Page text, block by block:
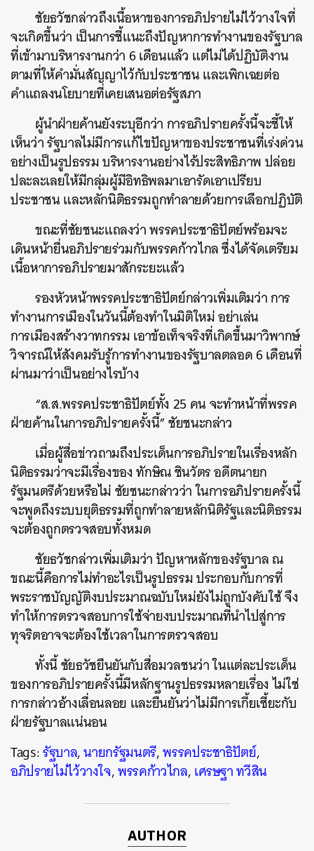
ชัยธวัชกล่าวถึงเนื้อหาของการอภิปรายไม่ไว้วางใจที่
จะเกิดขึ้นว่า เป็นการชี้แนะถึงปัญหาการทำงานของรัฐบาล
ที่เข้ามาบริหารงานกว่า 6 เดือนแล้ว แต่ไม่ได้ปฏิบัติงาน
ตามที่ให้คำมั่นสัญญาไว้กับประชาชน และเพิกเฉยต่อ
คำแถลงนโยบายที่เคยเสนอต่อรัฐสภา
ผู้นำฝ่ายค้านยังระบุอีกว่า การอภิปรายครั้งนี้จะชี้ให้
เห็นว่า รัฐบาลไม่มีการแก้ไขปัญหาของประชาชนที่เร่งด่วน
อย่างเป็นรูปธรรม บริหารงานอย่างไร้ประสิทธิภาพ ปล่อย
ปละละเลยให้มีกลุ่มผู้มีอิทธิพลมาเอารัดเอาเปรียบ
ประชาชน และหลักนิติธรรมถูกทำลายด้วยการเลือกปฏิบัติ
ขณะที่ชัยชนะแถลงว่า พรรคประชาธิปัตย์พร้อมจะ
เดินหน้ายื่นอภิปรายร่วมกับพรรคก้าวไกล ซึ่งได้จัดเตรียม
เนื้อหาการอภิปรายมาสักระยะแล้ว
รองหัวหน้าพรรคประชาธิปัตย์กล่าวเพิ่มเติมว่า การ
ทำงานการเมืองในวันนี้ต้องทำในมิติใหม่ อย่าเล่น
การเมืองสร้างวาทกรรม เอาข้อเท็จจริงที่เกิดขึ้นมาวิพากษ์
วิจารณ์ให้สังคมรับรู้การทำงานของรัฐบาลตลอด 6 เดือนที่
ผ่านมาว่าเป็นอย่างไรบ้าง
“ส.ส.พรรคประชาธิปัตย์ทั้ง 25 คน จะทำหน้าที่พรรค
ฝ่ายค้านในการอภิปรายครั้งนี้” ชัยชนะกล่าว
เมื่อผู้สื่อข่าวถามถึงประเด็นการอภิปรายในเรื่องหลัก
นิติธรรมว่าจะมีเรื่องของ ทักษิณ ชินวัตร อดีตนายก
รัฐมนตรีด้วยหรือไม่ ชัยชนะกล่าวว่า ในการอภิปรายครั้งนี้
จะพูดถึงระบบยุติธรรมที่ถูกทำลายหลักนิติรัฐและนิติธรรม
จะต้องถูกตรวจสอบทั้งหมด
ชัยธวัชกล่าวเพิ่มเติมว่า ปัญหาหลักของรัฐบาล ณ
ขณะนี้คือการไม่ทำอะไรเป็นรูปธรรม ประกอบกับการที่
พระราชบัญญัติงบประมาณฉบับใหม่ยังไม่ถูกบังคับใช้ จึง
ทำให้การตรวจสอบการใช้จ่ายงบประมาณที่นำไปสู่การ
ทุจริตอาจจะต้องใช้เวลาในการตรวจสอบ
ทั้งนี้ ชัยธวัชยืนยันกับสื่อมวลชนว่า ในแต่ละประเด็น
ของการอภิปรายครั้งนี้มีหลักฐานรูปธรรมหลายเรื่อง ไม่ใช่
การกล่าวอ้างเลื่อนลอย และยืนยันว่าไม่มีการเกี้ยเซี้ยะกับ
ฝ่ายรัฐบาลแน่นอน
Tags:รัฐบาล,นายกรัฐมนตรี,พรรคประชาธิปัตย์,
อภิปรายไม่ไว้วางใจ,พรรคก้าวไกล,เศรษฐา ทวีสิน
AUTHOR
SHARE TWEET LINE EMAIL